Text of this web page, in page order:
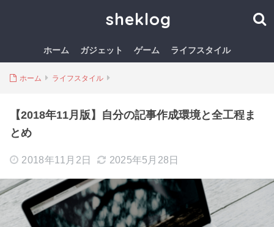
sheklog
ホーム ガジェット ゲーム ライフスタイル
ホーム ライフスタイル
【2018年11月版】自分の記事作成環境と全工程ま
とめ
2018年11月2日 2025年5月28日